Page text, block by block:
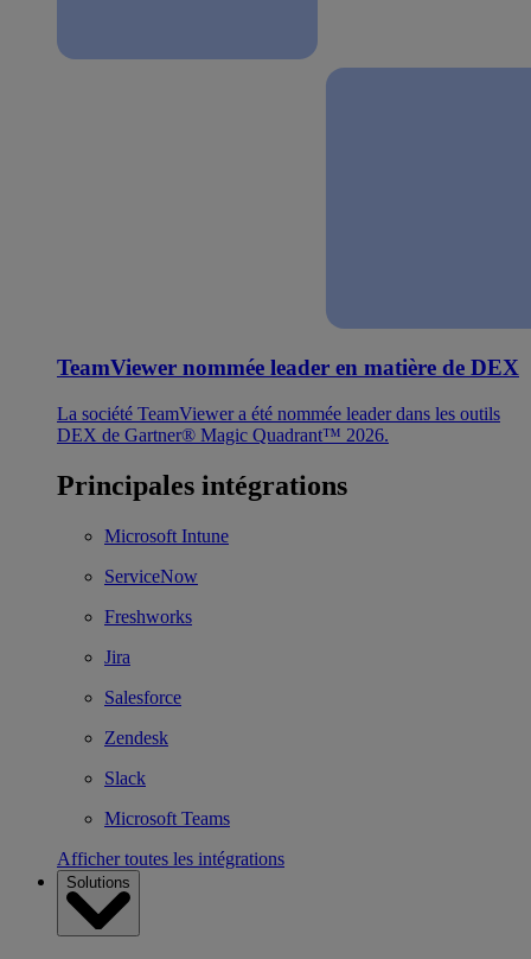
TeamViewer nommée leader en matière de DEX
La société TeamViewer a été nommée leader dans les outils
DEX de Gartner® Magic Quadrant™ 2026.
Principales intégrations
Microsoft Intune
ServiceNow
Freshworks
Jira
Salesforce
Zendesk
Slack
Microsoft Teams
Afficher toutes les intégrations
Solutions